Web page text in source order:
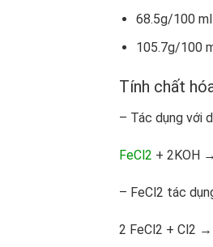
68.5g/100 ml
105.7g/100
Tính chất
– Tác dụng với
FeCl 2 + 2KOH
– FeCl2 tác
2 FeCl2 + Cl2 →